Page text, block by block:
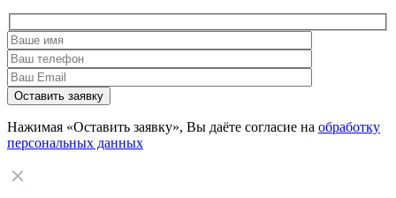
Нажимая «Оставить заявку», Вы даёте согласие на обработку
персональных данных